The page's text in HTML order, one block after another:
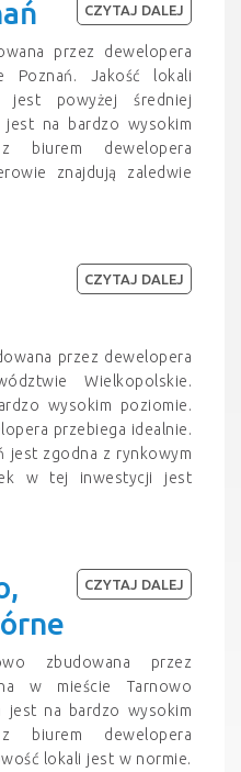
przez dewelopera
Poznań. Jakość lokali
jest powyżej średniej
jest na bardzo wysokim
z biurem dewelopera
znajdują zaledwie
CZYTAJ DALEJ
przez dewelopera
Wielkopolskie.
wysokim poziomie.
przebiega idealnie.
jest zgodna z rynkowym
w tej inwestycji jest
CZYTAJ DALEJ
zbudowana przez
w mieście Tarnowo
jest na bardzo wysokim
z biurem dewelopera
lokali jest w normie.
CZYTAJ DALEJ